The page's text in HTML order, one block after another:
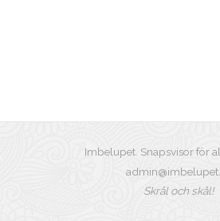
Imbelupet. Snapsvisor för
Skrål och skål!